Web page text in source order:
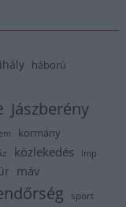
háború
Jászberény
kormány
közlekedés lmp
máv
sport